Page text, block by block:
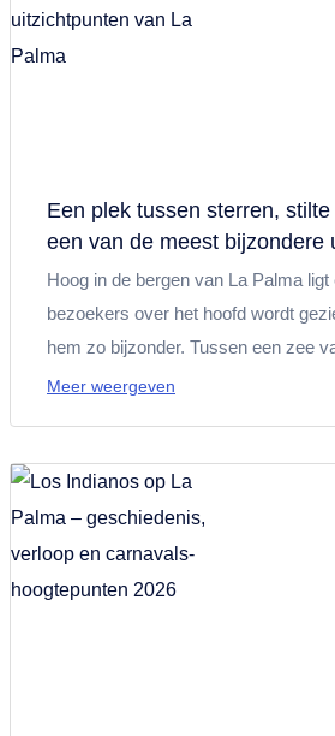
Een plek tussen sterren,
een van de meest bijzondere
La Palma
Hoog in de bergen van La Palma
bezoekers over het hoofd wordt
hem zo bijzonder. Tussen een zee
sterrenhemel en een uniek
Meer weergeven